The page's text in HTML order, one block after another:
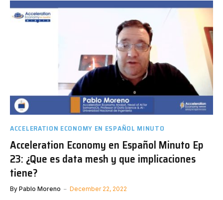
ACCELERATION ECONOMY EN ESPAÑOL MINUTO
Acceleration Economy en Español Minuto Ep
23: ¿Que es data mesh y que implicaciones
tiene?
By Pablo Moreno December 22, 2022